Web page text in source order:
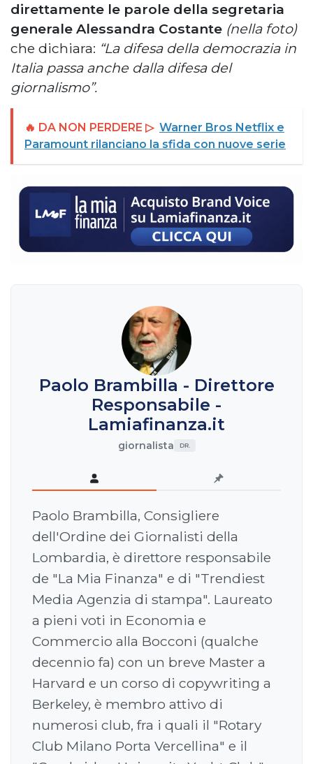
direttamente le parole della segretaria
generale Alessandra Costante (nella foto)
che dichiara: “La difesa della democrazia in
Italia passa anche dalla difesa del
giornalismo”.
🔥 DA NON PERDERE ▷ Warner Bros Netflix e
Paramount rilanciano la sfida con nuove serie
Paolo Brambilla - Direttore
Responsabile -
Lamiafinanza.it
giornalista DR.
Paolo Brambilla, Consigliere
dell'Ordine dei Giornalisti della
Lombardia, è direttore responsabile
de "La Mia Finanza" e di "Trendiest
Media Agenzia di stampa". Laureato
a pieni voti in Economia e
Commercio alla Bocconi (qualche
decennio fa) con un breve Master a
Harvard e un corso di copywriting a
Berkeley, è membro attivo di
numerosi club, fra i quali il "Rotary
Club Milano Porta Vercellina" e il